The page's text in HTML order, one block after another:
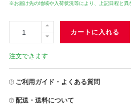
※お届け先の地域や入荷状況等により、上記日程と異
カートに入れる
注文できます
ご利用ガイド・よくある質問
配送・送料について